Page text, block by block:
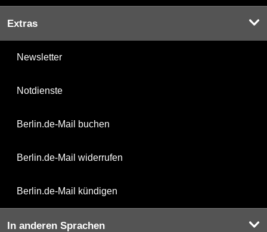
Extras
Newsletter
Notdienste
Berlin.de-Mail buchen
Berlin.de-Mail widerrufen
Berlin.de-Mail kündigen
In anderen Sprachen